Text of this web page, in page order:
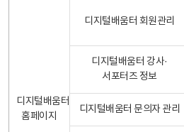
디지털배움터
홈페이지
디지털배움터 회원관리
디지털배움터 강사·
서포터즈 정보
디지털배움터 문의자 관리